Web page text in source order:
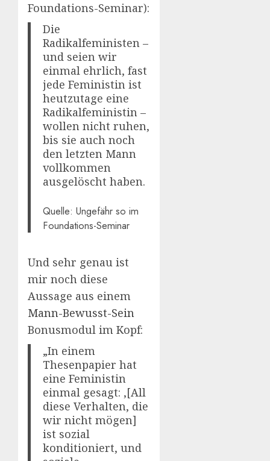
Foundations-Seminar):
Die
Radikalfeministen –
und seien wir
einmal ehrlich, fast
jede Feministin ist
heutzutage eine
Radikalfeministin –
wollen nicht ruhen,
bis sie auch noch
den letzten Mann
vollkommen
ausgelöscht haben.
Quelle: Ungefähr so im
Foundations-Seminar
Und sehr genau ist
mir noch diese
Aussage aus einem
Mann-Bewusst-Sein
Bonusmodul im Kopf:
„In einem
Thesenpapier hat
eine Feministin
einmal gesagt: ‚[All
diese Verhalten, die
wir nicht mögen]
ist sozial
konditioniert, und